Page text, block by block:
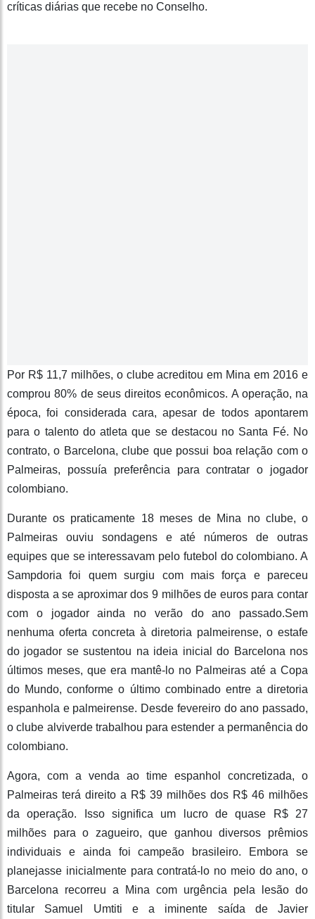
críticas diárias que recebe no Conselho.
Por R$ 11,7 milhões, o clube acreditou em Mina em 2016 e
comprou 80% de seus direitos econômicos. A operação, na
época, foi considerada cara, apesar de todos apontarem
para o talento do atleta que se destacou no Santa Fé. No
contrato, o Barcelona, clube que possui boa relação com o
Palmeiras, possuía preferência para contratar o jogador
colombiano.
Durante os praticamente 18 meses de Mina no clube, o
Palmeiras ouviu sondagens e até números de outras
equipes que se interessavam pelo futebol do colombiano. A
Sampdoria foi quem surgiu com mais força e pareceu
disposta a se aproximar dos 9 milhões de euros para contar
com o jogador ainda no verão do ano passado.Sem
nenhuma oferta concreta à diretoria palmeirense, o estafe
do jogador se sustentou na ideia inicial do Barcelona nos
últimos meses, que era mantê-lo no Palmeiras até a Copa
do Mundo, conforme o último combinado entre a diretoria
espanhola e palmeirense. Desde fevereiro do ano passado,
o clube alviverde trabalhou para estender a permanência do
colombiano.
Agora, com a venda ao time espanhol concretizada, o
Palmeiras terá direito a R$ 39 milhões dos R$ 46 milhões
da operação. Isso significa um lucro de quase R$ 27
milhões para o zagueiro, que ganhou diversos prêmios
individuais e ainda foi campeão brasileiro. Embora se
planejasse inicialmente para contratá-lo no meio do ano, o
Barcelona recorreu a Mina com urgência pela lesão do
titular Samuel Umtiti e a iminente saída de Javier